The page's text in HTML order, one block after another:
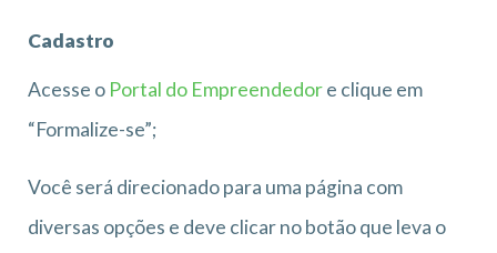
Cadastro
Acesse o Portal do Empreendedore clique em
“Formalize-se”;
Você será direcionado para uma página com
diversas opções e deve clicar no botão que leva o